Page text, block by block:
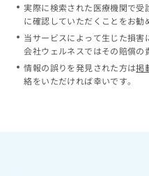
実際に検索された医療機関で受
に確認していただくことをお勧
当サービスによって生じた損
会社ウェルネスではその賠償の
情報の誤りを発見された方は掲
絡をいただければ幸いです。